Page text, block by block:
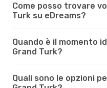
Come posso trovare
Turk su eDreams?
Quando è il momento
Grand Turk?
Quali sono le opzioni